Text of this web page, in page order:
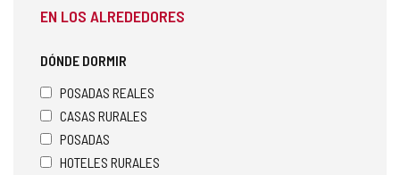
EN LOS ALREDEDORES
DÓNDE DORMIR
POSADAS REALES
CASAS RURALES
POSADAS
HOTELES RURALES